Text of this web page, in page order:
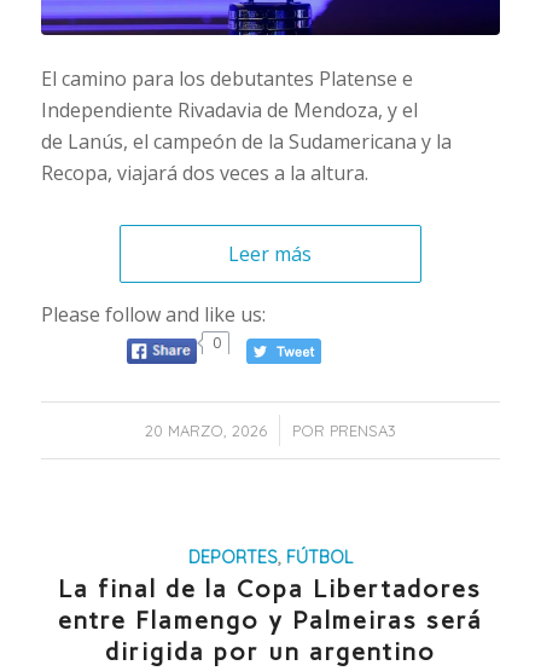
El camino para los debutantes Platense e
Independiente Rivadavia de Mendoza, y el
de Lanús, el campeón de la Sudamericana y la
Recopa, viajará dos veces a la altura.
Leer más
Please follow and like us:
0
20 MARZO, 2026
/ POR PRENSA3
DEPORTES, FÚTBOL
La final de la Copa Libertadores
entre Flamengo y Palmeiras será
dirigida por un argentino